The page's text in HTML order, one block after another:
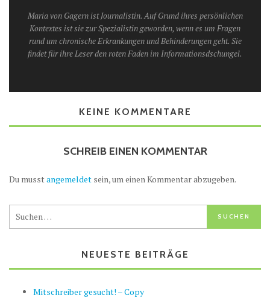
Maria von Gagern ist Journalistin. Auf Grund ihres persönlichen
Kontextes ist sie zur Spezialistin geworden, wenn es um Fragen
rund um chronische Erkrankungen und Behinderungen geht. Sie
findet für ihre Leser den roten Faden im Informationsdschungel.
KEINE KOMMENTARE
SCHREIB EINEN KOMMENTAR
Du musst angemeldet sein, um einen Kommentar abzugeben.
NEUESTE BEITRÄGE
Mitschreiber gesucht! – Copy